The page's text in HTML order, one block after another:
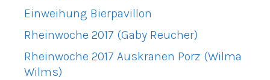
Einweihung Bierpavillon
Rheinwoche 2017 (Gaby Reucher)
Rheinwoche 2017 Auskranen Porz (Wilma
Wilms)